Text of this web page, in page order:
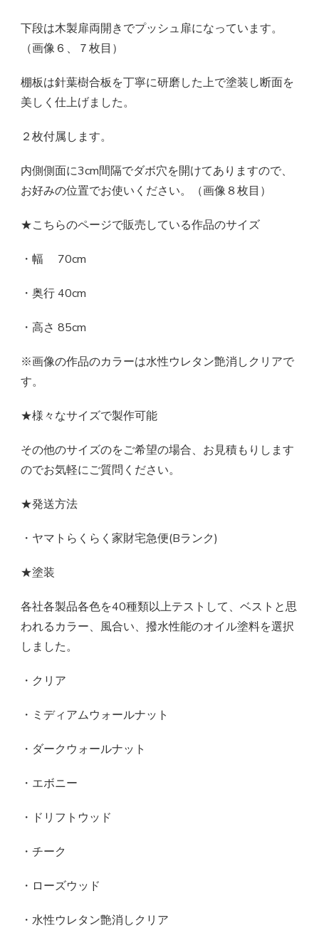
下段は木製扉両開きでプッシュ扉になっています。
（画像６、７枚目）
棚板は針葉樹合板を丁寧に研磨した上で塗装し断面を
美しく仕上げました。
２枚付属します。
内側側面に3cm間隔でダボ穴を開けてありますので、
お好みの位置でお使いください。（画像８枚目）
★こちらのページで販売している作品のサイズ
・幅 70cm
・奥行 40cm
・高さ 85cm
※画像の作品のカラーは水性ウレタン艶消しクリアで
す。
★様々なサイズで製作可能
その他のサイズのをご希望の場合、お見積もりします
のでお気軽にご質問ください。
★発送方法
・ヤマトらくらく家財宅急便(Bランク)
★塗装
各社各製品各色を40種類以上テストして、ベストと思
われるカラー、風合い、撥水性能のオイル塗料を選択
しました。
・クリア
・ミディアムウォールナット
・ダークウォールナット
・エボニー
・ドリフトウッド
・チーク
・ローズウッド
・水性ウレタン艶消しクリア